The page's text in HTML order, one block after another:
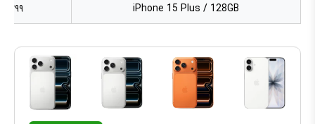
iPhone 15 Plus / 128GB